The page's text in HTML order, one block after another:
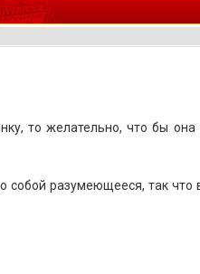
то желательно, что бы
собой разумеющееся, так